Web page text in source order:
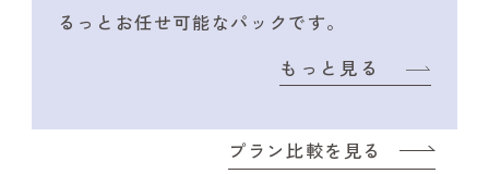
るっとお任せ可能なパックです。
もっと見る
プラン比較を見る